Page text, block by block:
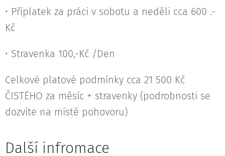
• Příplatek za práci v sobotu a neděli cca 600 .-
Kč
• Stravenka 100,-Kč /Den
Celkové platové podmínky cca 21 500 Kč
ČISTÉHO za měsíc + stravenky (podrobnosti se
dozvíte na místě pohovoru)
Další infromace